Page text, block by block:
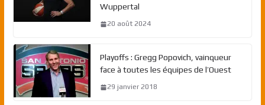
Wuppertal
20 août 2024
Playoffs : Gregg Popovich, vainqueur
face à toutes les équipes de l’Ouest
29 janvier 2018